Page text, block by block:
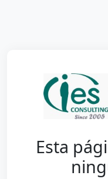
Esta